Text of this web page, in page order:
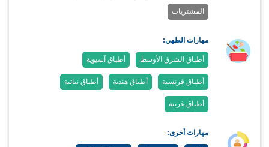
المشتريات
مهارات الطهي:
أطباق الشرق الأوسط أطباق آسيوية
أطباق فرنسية أطباق هندية أطباق نباتية
أطباق غربية
مهارات أخرى: